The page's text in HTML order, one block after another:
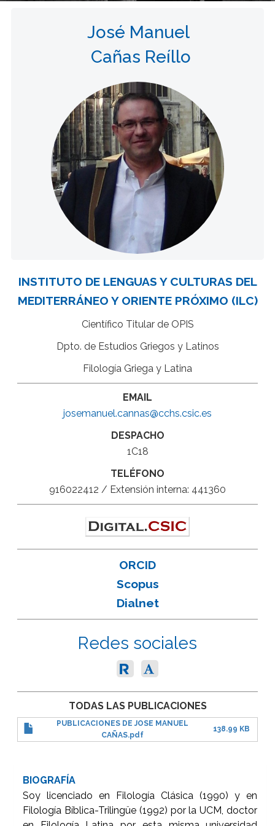
José Manuel
Cañas Reíllo
INSTITUTO DE LENGUAS Y CULTURAS DEL
MEDITERRÁNEO Y ORIENTE PRÓXIMO (ILC)
Científico Titular de OPIS
Dpto. de Estudios Griegos y Latinos
Filología Griega y Latina
EMAIL
josemanuel.cannas@cchs.csic.es
DESPACHO
1C18
TELÉFONO
916022412 / Extensión interna: 441360
ORCID
Scopus
Dialnet
Redes sociales
TODAS LAS PUBLICACIONES
PUBLICACIONES DE JOSE MANUEL
CAÑAS.pdf
138.99 KB
BIOGRAFÍA
Soy licenciado en Filología Clásica (1990) y en
Filología Bíblica-Trilingüe (1992) por la UCM, doctor